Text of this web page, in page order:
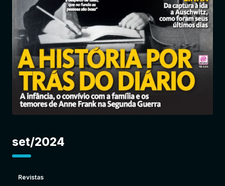
Entrar
set/2024
Revistas